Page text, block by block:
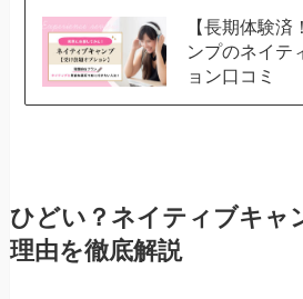
【長期体験
ンプのネイテ
ョン口コミ
ひどい？ネイティブキャ
理由を徹底解説